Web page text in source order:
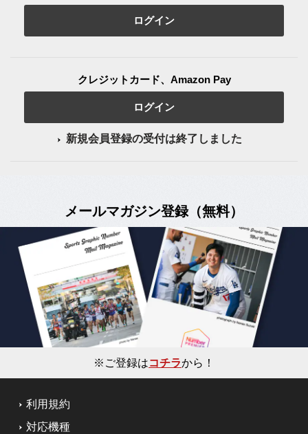
ログイン
クレジットカード、Amazon Pay
ログイン
新規会員登録の受付は終了しました
メールマガジン登録（無料）
※ご登録はコチラから！
利用規約
対応機種